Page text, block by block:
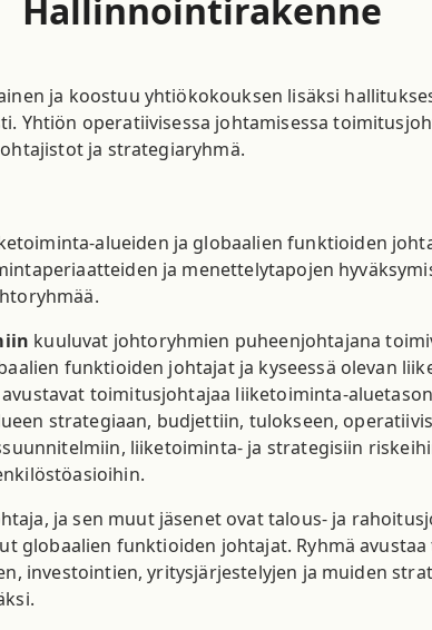
Hallinnointirakenne
ja koostuu yhtiökokouksen lisäksi
Yhtiön operatiivisessa johtamisessa
ja strategiaryhmä.
alueiden ja globaalien funktioiden
ja menettelytapojen
kuuluvat johtoryhmien puheenjohtajana
funktioiden johtajat ja kyseessä olevan
toimitusjohtajaa liiketoiminta-
strategiaan, budjettiin, tulokseen,
liiketoiminta- ja strategisiin
ja sen muut jäsenet ovat talous- ja
globaalien funktioiden johtajat. Ryhmä
investointien, yritysjärjestelyjen ja muiden